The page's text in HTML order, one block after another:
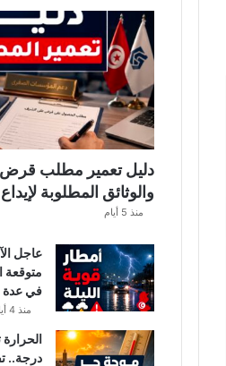
ل
و
ن
س
ي
ي
ن
.
و
ه
ق
ي
م
ة
ا
دليل تعمير مطلب
والوثائق المطلوبة
منذ 5 أيام
عاجل
متوقعة
في عدة
منذ 4 أيام
درجة..